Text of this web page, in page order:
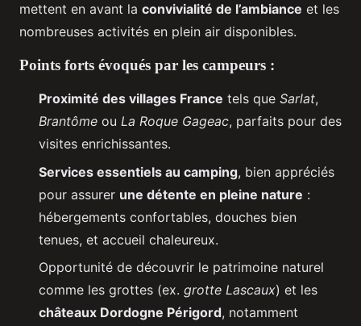
mettent en avant la convivialité de l’ambiance et les
nombreuses activités en plein air disponibles.
Points forts évoqués par les campeurs :
Proximité des villages France tels que Sarlat,
Brantôme ou La Roque Gageac, parfaits pour des
visites enrichissantes.
Services essentiels au camping, bien appréciés
pour assurer une détente en pleine nature :
hébergements confortables, douches bien
tenues, et accueil chaleureux.
Opportunité de découvrir le patrimoine naturel
comme les grottes (ex. grotte Lascaux) et les
châteaux Dordogne Périgord, notamment